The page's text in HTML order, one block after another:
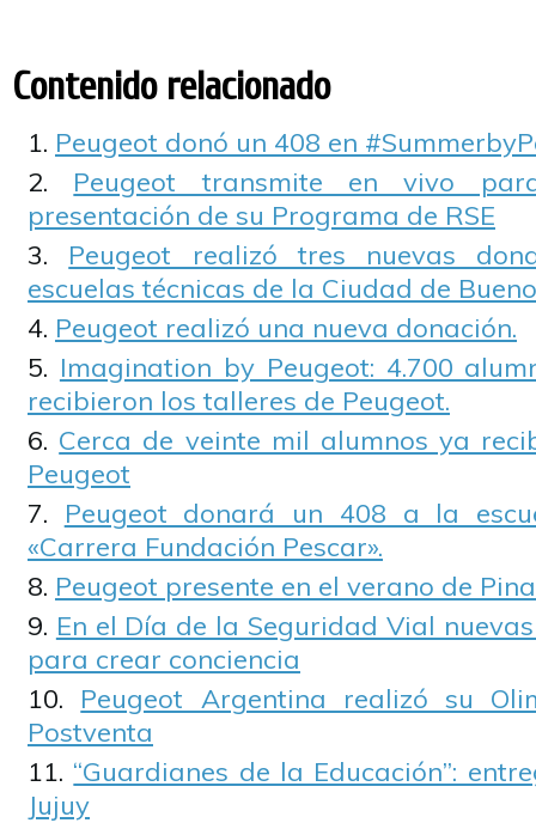
Contenido relacionado
Peugeot donó un 408 en
Peugeot transmite en vivo
presentación de su Programa de RSE
Peugeot realizó tres nuevas
escuelas técnicas de la Ciudad de
Peugeot realizó una nueva donación.
Imagination by Peugeot: 4.700
recibieron los talleres de Peugeot.
Cerca de veinte mil alumnos ya
Peugeot
Peugeot donará un 408 a la
«Carrera Fundación Pescar».
Peugeot presente en el verano de
En el Día de la Seguridad Vial
para crear conciencia
Peugeot Argentina realizó su
Postventa
“Guardianes de la Educación”:
Jujuy